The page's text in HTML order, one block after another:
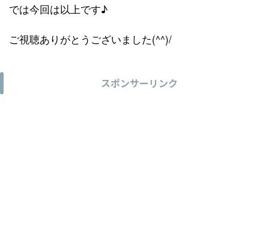
では今回は以上です♪
ご視聴ありがとうございました(^^)/
スポンサーリンク